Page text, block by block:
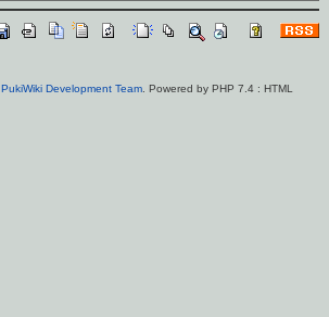
PukiWiki Development Team. Powered by PHP 7.4 : HTML